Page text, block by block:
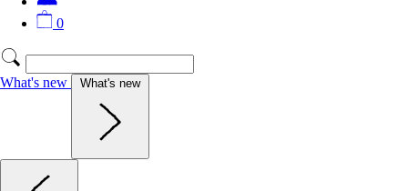
0
What's new What's new